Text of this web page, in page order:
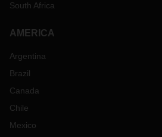
South Africa
AMERICA
Argentina
Brazil
Canada
Chile
Mexico